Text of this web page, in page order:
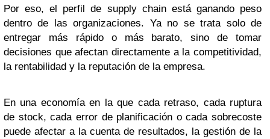
Por eso, el perfil de supply chain está ganando peso
dentro de las organizaciones. Ya no se trata solo de
entregar más rápido o más barato, sino de tomar
decisiones que afectan directamente a la competitividad,
la rentabilidad y la reputación de la empresa.
En una economía en la que cada retraso, cada ruptura
de stock, cada error de planificación o cada sobrecoste
puede afectar a la cuenta de resultados, la gestión de la